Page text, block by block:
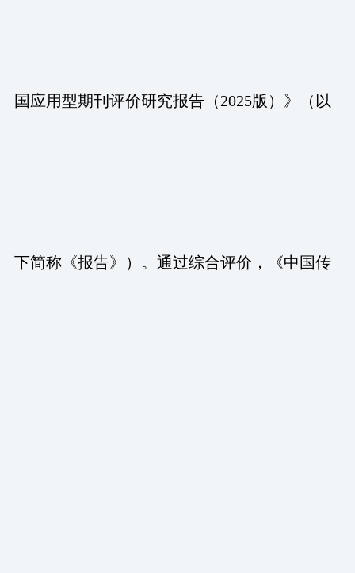
国应用型期刊评价研究报告（2025版）》（以
下简称《报告》）。通过综合评价，《中国传